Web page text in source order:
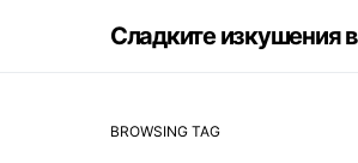
Сладките изкушения
BROWSING TAG